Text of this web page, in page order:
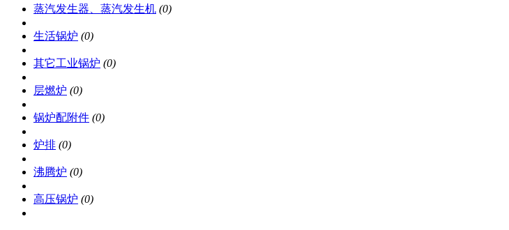
蒸汽发生器、蒸汽发生机 (0)
生活锅炉 (0)
其它工业锅炉 (0)
层燃炉 (0)
锅炉配附件 (0)
炉排 (0)
沸腾炉 (0)
高压锅炉 (0)